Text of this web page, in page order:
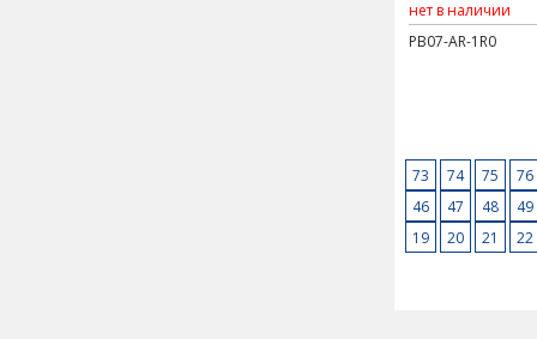
нет в наличии
PB07-AR-1R0
76
75
74
73
49
48
47
46
22
21
20
19